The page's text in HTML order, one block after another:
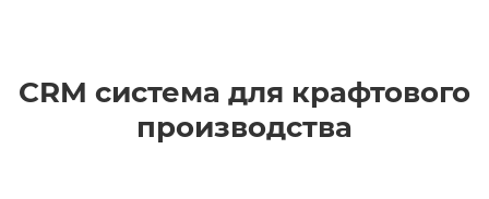
CRM система для крафтового
производства